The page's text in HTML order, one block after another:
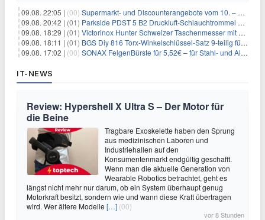
09.08. 22:05 | (00) Supermarkt- und Discounterangebote vom 10. – 15.08.2026
09.08. 20:42 | (01) Parkside PDST 5 B2 Druckluft-Schlauchtrommel mit 10 m Schlauch für 25,94€
09.08. 18:29 | (01) Victorinox Hunter Schweizer Taschenmesser mit 12 Funktionen für 43,99€
09.08. 18:11 | (01) BGS Diy 816 Torx-Winkelschlüssel-Satz 9-teilig für 6,45€
09.08. 17:02 | (00) SONAX FelgenBürste für 5,52€ – für Stahl- und Alufelgen
IT-NEWS
Review: Hypershell X Ultra S – Der Motor für
die Beine
Tragbare Exoskelette haben den Sprung
aus medizinischen Laboren und
Industriehallen auf den
Konsumentenmarkt endgültig geschafft.
Wenn man die aktuelle Generation von
Wearable Robotics betrachtet, geht es
längst nicht mehr nur darum, ob ein System überhaupt genug
Motorkraft besitzt, sondern wie und wann diese Kraft übertragen
wird. Wer ältere Modelle […] (00)
vor 8 Stunden